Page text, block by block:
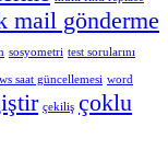
mail gönderme
sosyometri test sorularını
saat güncellemesi word
çekiliş çoklu